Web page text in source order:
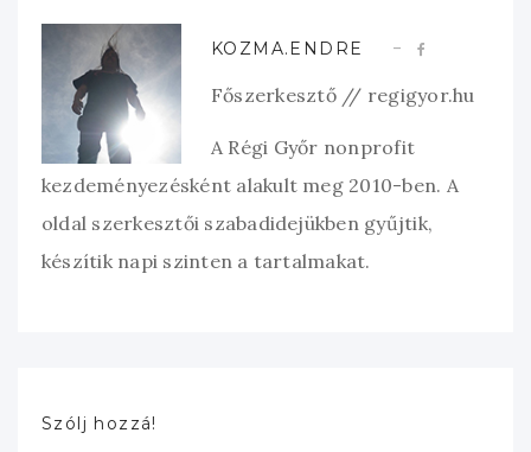
KOZMA.ENDRE
Főszerkesztő // regigyor.hu
A Régi Győr nonprofit
kezdeményezésként alakult meg 2010-ben. A
oldal szerkesztői szabadidejükben gyűjtik,
készítik napi szinten a tartalmakat.
Szólj hozzá!